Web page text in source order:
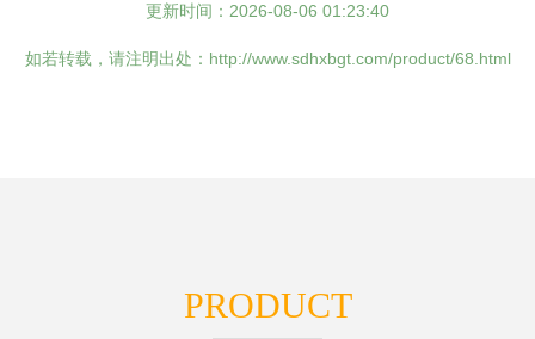
更新时间：2026-08-06 01:23:40
如若转载，请注明出处：http://www.sdhxbgt.com/product/68.html
PRODUCT